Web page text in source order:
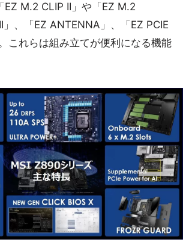
EZ M.2 CLIP II」や「EZ M.2
」、「EZ ANTENNA」、「EZ PCIE
これらは組み立てが便利になる機能